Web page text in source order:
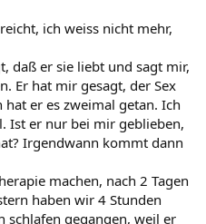
ich weiss nicht mehr,
daß er sie liebt und sagt mir,
Er hat mir gesagt, der Sex
er es zweimal getan. Ich
Ist er nur bei mir geblieben,
Irgendwann kommt dann
machen, nach 2 Tagen
haben wir 4 Stunden
schlafen gegangen, weil er